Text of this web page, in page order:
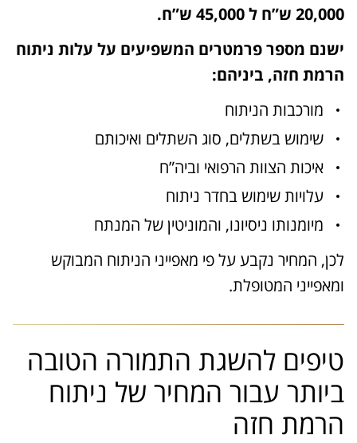
20,000 ש”ח ל 45,000 ש”ח.
ישנם מספר פרמטרים המשפיעים על עלות ניתוח
הרמת חזה, ביניהם:
מורכבות הניתוח
שימוש בשתלים, סוג השתלים ואיכותם
איכות הצוות הרפואי וביה”ח
עלויות שימוש בחדר ניתוח
מיומנותו ניסיונו, והמוניטין של המנתח
לכן, המחיר נקבע על פי מאפייני הניתוח המבוקש
ומאפייני המטופלת.
טיפים להשגת התמורה הטובה
ביותר עבור המחיר של ניתוח
הרמת חזה